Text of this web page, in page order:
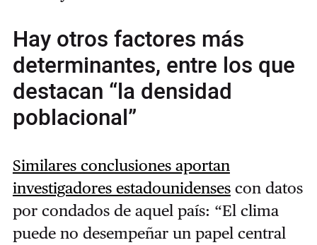
Hay otros factores más
determinantes, entre los que
destacan “la densidad
poblacional”
Similares conclusiones aportan
investigadores estadounidensescon datos
por condados de aquel país: “El clima
puede no desempeñar un papel central